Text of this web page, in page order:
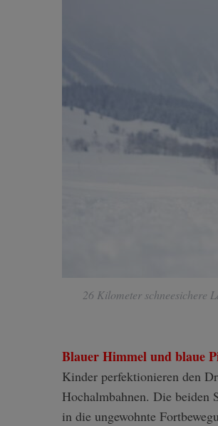
26 Kilometer schneesichere
Blauer Himmel und blaue
Kinder perfektionieren den
Hochalmbahnen. Die beiden
in die ungewohnte